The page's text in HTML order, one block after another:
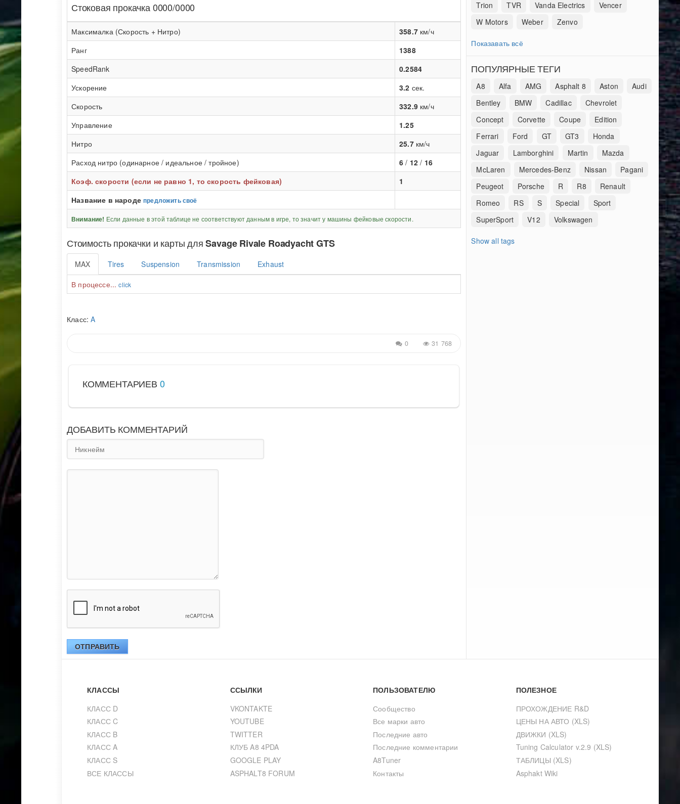
Стоковая прокачка 0000/0000
Максималка (Скорость + Нитро) 358.7км/ч
Ранг
1388
SpeedRank
0.2584
Ускорение
3.2 сек.
Скорость
332.9км/ч
Управление
1.25
Нитро
25.7км/ч
Расход нитро (одинарное / идеальное / тройное)
6 / 12 / 16
Коэф. скорости (если не равно 1, то скорость фейковая)
1
Название в народепредложить своё
Внимание! Если данные в этой таблице не соответствуют данным в игре, то значит у машины фейковые скорости.
Стоимость прокачки и карты дляSavage Rivale Roadyacht GTS
MAX Tires Suspension Transmission
Exhaust
В процессе...click
Класс:A
0 31 768
КОММЕНТАРИЕВ 0
ДОБАВИТЬ КОММЕНТАРИЙ
ОТПРАВИТЬ
Trion
TVR Vanda Electrics
Vencer
W Motors
Weber Zenvo
Показавать всё
ПОПУЛЯРНЫЕ ТЕГИ
A8 Alfa AMG Asphalt 8 Aston
Audi
Bentley
BMW Cadillac
Chevrolet
Concept
Corvette Coupe
Edition
Ferrari
Ford GT GT3
Honda
Jaguar
Lamborghini Martin
Mazda
McLaren
Mercedes-Benz Nissan
Pagani
Peugeot
Porsche R R8
Renault
Romeo
RS S Special
Sport
SuperSport
V12 Volkswagen
Show all tags
КЛАССЫ
КЛАСС D
КЛАСС C
КЛАСС B
КЛАСС A
КЛАСС S
ВСЕ КЛАССЫ
ССЫЛКИ
VKONTAKTE
YOUTUBE
TWITTER
КЛУБ A8 4PDA
GOOGLE PLAY
ASPHALT8 FORUM
ПОЛЬЗОВАТЕЛЮ
Сообщество
Все марки авто
Последние авто
Последние комментарии
A8Tuner
Контакты
ПОЛЕЗНОЕ
ПРОХОЖДЕНИЕ R&D
ЦЕНЫ НА АВТО (XLS)
ДВИЖКИ (XLS)
Tuning Calculator v.2.9 (XLS)
ТАБЛИЦЫ (XLS)
Asphakt Wiki